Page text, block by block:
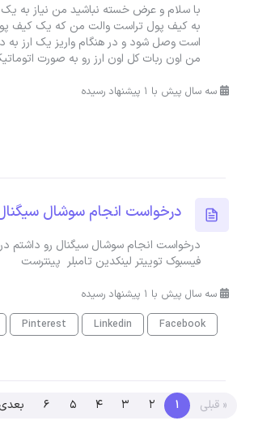
با سلام و عرض خسته نباشید من نیاز به یک
به کیف پول تراست والت من که یک کیف
است وصل شود و در هنگام واریز یک ارز
من اون ربات کل اون ارز رو به صورت
سه سال پیش با 1 پیشنهاد رسیده
درخواست انجام سوشال
درخواست انجام سوشال سیگنال رو داشتم
فیسبوک توییتر لینکدین تامبلر پینترست
سه سال پیش با 1 پیشنهاد رسیده
Facebook
Linkedin
Pinterest
« قبلی 1
2
3
4
5
6